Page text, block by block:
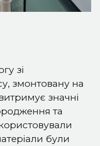
зі
змонтовану на
значні
та
були